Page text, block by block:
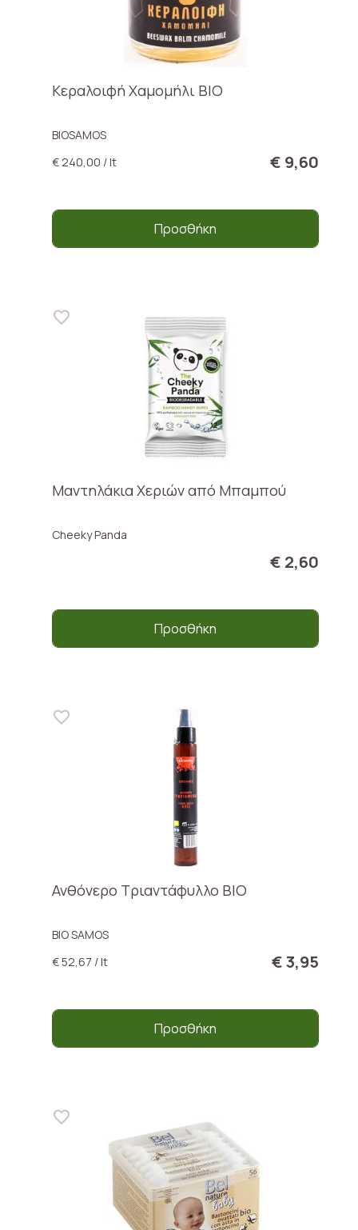
Κεραλοιφή Χαμομήλι BIO
BIOSAMOS
€ 240,00 / lt
€ 9,60
Προσθήκη
Μαντηλάκια Χεριών από Μπαμπού
Cheeky Panda
€ 2,60
Προσθήκη
Ανθόνερο Τριαντάφυλλο ΒΙΟ
ΒΙΟ SAMOS
€ 52,67 / lt
€ 3,95
Προσθήκη